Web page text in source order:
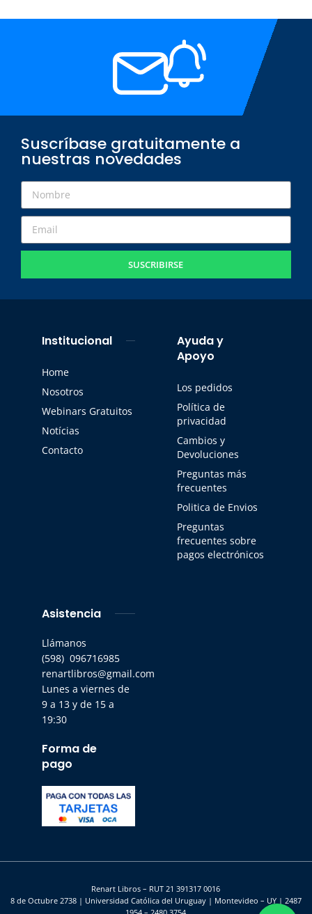
Suscríbase gratuitamente a
nuestras novedades
SUSCRIBIRSE
Institucional
Home
Nosotros
Webinars Gratuitos
Notícias
Contacto
Ayuda y
Apoyo
Los pedidos
Política de
privacidad
Cambios y
Devoluciones
Preguntas más
frecuentes
Politica de Envios
Preguntas
frecuentes sobre
pagos electrónicos
Asistencia
Llámanos
(598) 096716985
renartlibros@gmail.com
Lunes a viernes de
9 a 13 y de 15 a
19:30
Forma de
pago
Renart Libros – RUT 21 391317 0016
8 de Octubre 2738 | Universidad Católica del Uruguay | Montevideo – UY | 2487